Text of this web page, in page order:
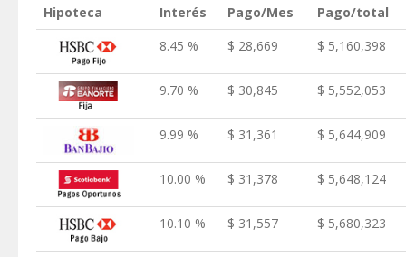
Hipoteca Interés Pago/Mes
Pago/total
8.45 %
$ 28,669 $ 5,160,398
9.70 % $ 30,845 $ 5,552,053
9.99 % $ 31,361 $ 5,644,909
10.00 % $ 31,378 $ 5,648,124
10.10 % $ 31,557 $ 5,680,323